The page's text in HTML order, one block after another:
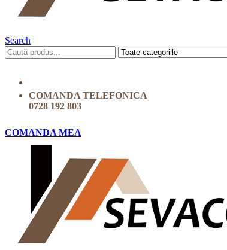
Search
COMANDA TELEFONICA
0728 192 803
COMANDA MEA